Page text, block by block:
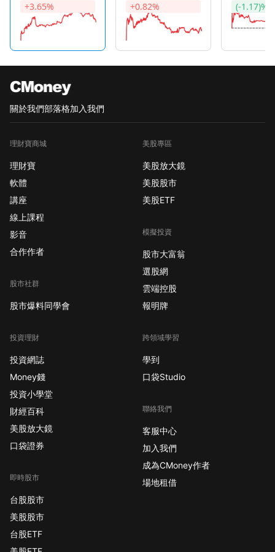
+3.65% +0.82% (-1.17)%
關於我們部落格加入我們
理財寶商城
理財寶
軟體
講座
線上課程
影音
合作作者
股市社群
股市爆料同學會
投資理財
投資網誌
Money錢
投資小學堂
財經百科
美股放大鏡
口袋證券
即時股市
台股股市
美股股市
台股ETF
美股專區
美股放大鏡
美股股市
美股ETF
模擬投資
股市大富翁
選股網
雲端控股
報明牌
跨領域學習
學到
口袋Studio
聯絡我們
客服中心
加入我們
成為CMoney作者
場地租借